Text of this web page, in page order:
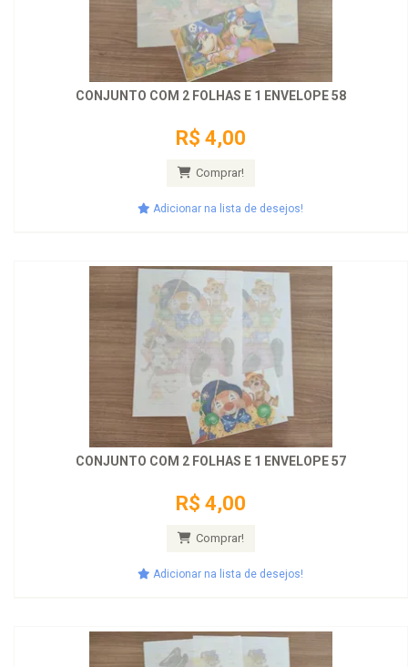
CONJUNTO COM 2 FOLHAS E 1 ENVELOPE 58
R$ 4,00
Comprar!
Adicionar na lista de desejos!
CONJUNTO COM 2 FOLHAS E 1 ENVELOPE 57
R$ 4,00
Comprar!
Adicionar na lista de desejos!